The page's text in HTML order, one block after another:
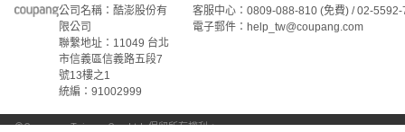
公司名稱：酷澎股份有
限公司
聯繫地址：11049 台北
市信義區信義路五段7
號13樓之1
統編：91002999
客服中心：0809-088-810 (免費) / 02-
電子郵件：help_tw@coupang.com
©Coupang Taiwan Co., Ltd. 保留所有權利。